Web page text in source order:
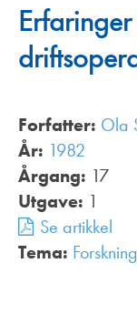
Forfatter: Ola
År: 1982
Årgang: 17
Utgave: 1
Se artikkel
Tema: